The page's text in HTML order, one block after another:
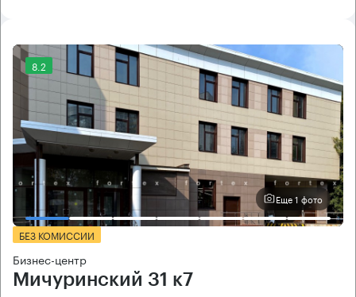
8.2
Еще 1 фото
БЕЗ КОМИССИИ
Бизнес-центр
Мичуринский 31 к7